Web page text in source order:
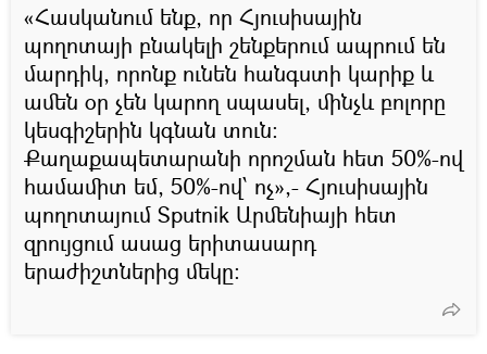
«Հասկանում ենք, որ Հյուսիսային
պողոտայի բնակելի շենքերում ապրում են
մարդիկ, որոնք ունեն հանգստի կարիք և
ամեն օր չեն կարող սպասել, մինչև բոլորը
կեսգիշերին կգնան տուն։
Քաղաքապետարանի որոշման հետ 50%-ով
համամիտ եմ, 50%-ով՝ ոչ»,- Հյուսիսային
պողոտայում Sputnik Արմենիայի հետ
զրույցում ասաց երիտասարդ
երաժիշտներից մեկը։